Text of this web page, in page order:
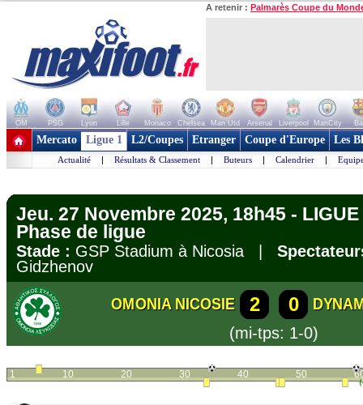
A retenir : Palmarès Coupe du
OM PSG Lyon Lille Monaco Chelsea Man Utd Arsenal Liverpool ManCity
+ de clubs
Mercato Ligue 1 L2/Coupes Etranger Coupe d'Europe Les
Actualité | Résultats & Classement | Buteurs | Calendrier |
Jeu. 27 Novembre 2025, 18h45 -
Phase de ligue
Stade : GSP Stadium à Nicosia |
Gidzhenov
OMONIA NICOSIE 2 0
(mi-tps: 1-0)
1 10 20 30 40 50